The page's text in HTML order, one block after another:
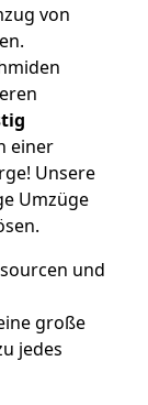
von
einer
Unsere
Umzüge
und
große
jedes